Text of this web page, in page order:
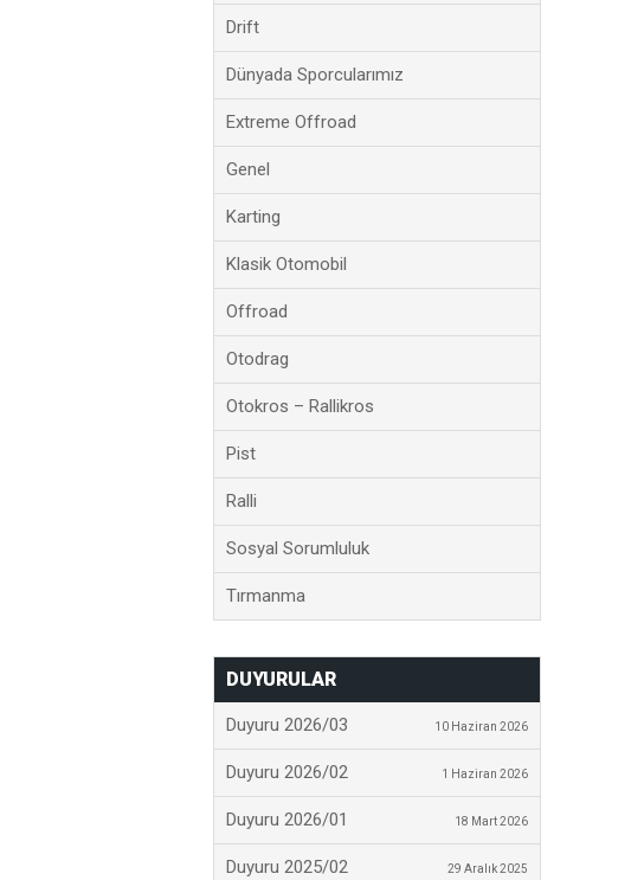
Drift
Dünyada Sporcularımız
Extreme Offroad
Genel
Karting
Klasik Otomobil
Offroad
Otodrag
Otokros – Rallikros
Pist
Ralli
Sosyal Sorumluluk
Tırmanma
DUYURULAR
Duyuru 2026/03 10 Haziran 2026
Duyuru 2026/02 1 Haziran 2026
Duyuru 2026/01 18 Mart 2026
Duyuru 2025/02 29 Aralık 2025